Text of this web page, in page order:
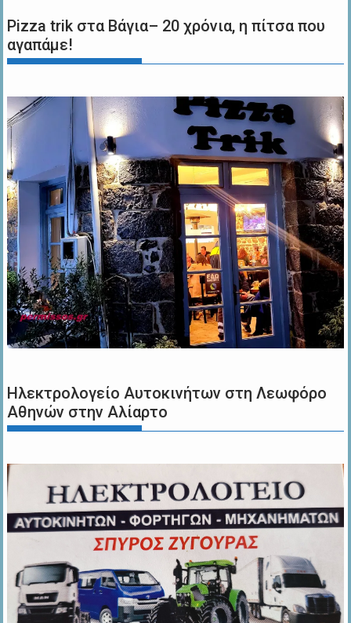
Pizza trik στα Βάγια– 20 χρόνια, η πίτσα που
αγαπάμε!
Ηλεκτρολογείο Αυτοκινήτων στη Λεωφόρο
Αθηνών στην Αλίαρτο